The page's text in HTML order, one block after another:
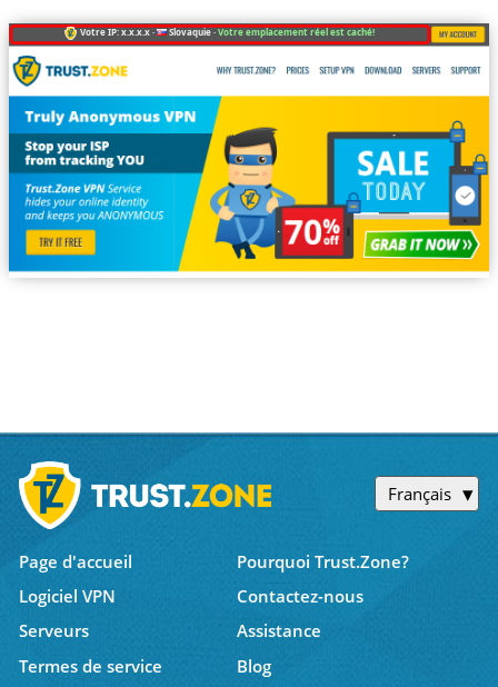
Votre IP: x.x.x.x · Slovaquie ·Votre emplacement réel est caché!
Français
Page d'accueil
Pourquoi Trust.Zone?
Logiciel VPN
Contactez-nous
Serveurs
Assistance
Termes de service
Blog